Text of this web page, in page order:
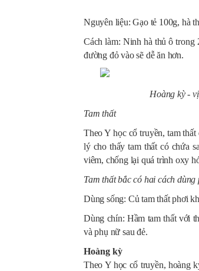
Nguyên liệu: Gạo tẻ 100g, hà
Cách làm: Ninh hà thủ ô trong
đường đỏ vào sẽ dễ ăn hơn.
Hoàng kỳ -
Tam thất
Theo Y học cổ truyền, tam
lý cho thấy tam thất có chứa
viêm, chống lại quá trình oxy
Tam thất bắc có hai cách dùng
Dùng sống: Củ tam thất phơi
Dùng chín: Hầm tam thất với
và phụ nữ sau đẻ.
Hoàng kỳ
Theo Y học cổ truyền, hoàng